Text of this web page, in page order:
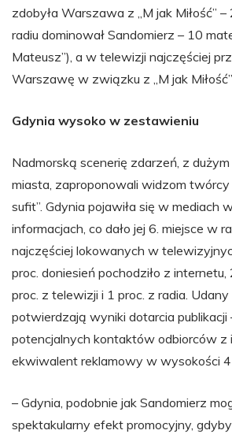
zdobyła Warszawa z „M jak Miłość”
radiu dominował Sandomierz – 10
Mateusz”), a w telewizji najczęściej
Warszawę w związku z „M jak
Gdynia wysoko w zestawieniu
Nadmorską scenerię zdarzeń, z
miasta, zaproponowali widzom twórcy
sufit”. Gdynia pojawiła się w mediach
informacjach, co dało jej 6. miejsce w
najczęściej lokowanych w
proc. doniesień pochodziło z internetu,
proc. z telewizji i 1 proc. z radia.
potwierdzają wyniki dotarcia publikacji
potencjalnych kontaktów odbiorców z
ekwiwalent reklamowy w wysokości 4
– Gdynia, podobnie jak Sandomierz
spektakularny efekt promocyjny,